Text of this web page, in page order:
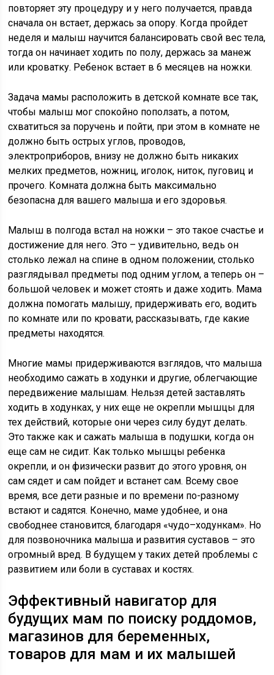
повторяет эту процедуру и у него получается, правда
сначала он встает, держась за опору. Когда пройдет
неделя и малыш научится балансировать свой вес тела,
тогда он начинает ходить по полу, держась за манеж
или кроватку. Ребенок встает в 6 месяцев на ножки.
Задача мамы расположить в детской комнате все так,
чтобы малыш мог спокойно поползать, а потом,
схватиться за поручень и пойти, при этом в комнате не
должно быть острых углов, проводов,
электроприборов, внизу не должно быть никаких
мелких предметов, ножниц, иголок, ниток, пуговиц и
прочего. Комната должна быть максимально
безопасна для вашего малыша и его здоровья.
Малыш в полгода встал на ножки – это такое счастье и
достижение для него. Это – удивительно, ведь он
столько лежал на спине в одном положении, столько
разглядывал предметы под одним углом, а теперь он –
большой человек и может стоять и даже ходить. Мама
должна помогать малышу, придерживать его, водить
по комнате или по кровати, рассказывать, где какие
предметы находятся.
Многие мамы придерживаются взглядов, что малыша
необходимо сажать в ходунки и другие, облегчающие
передвижение малышам. Нельзя детей заставлять
ходить в ходунках, у них еще не окрепли мышцы для
тех действий, которые они через силу будут делать.
Это также как и сажать малыша в подушки, когда он
еще сам не сидит. Как только мышцы ребенка
окрепли, и он физически развит до этого уровня, он
сам сядет и сам пойдет и встанет сам. Всему свое
время, все дети разные и по времени по-разному
встают и садятся. Конечно, маме удобнее, и она
свободнее становится, благодаря «чудо–ходункам». Но
для позвоночника малыша и развития суставов – это
огромный вред. В будущем у таких детей проблемы с
развитием или боли в суставах и костях.
Эффективный навигатор для
будущих мам по поиску роддомов,
магазинов для беременных,
товаров для мам и их малышей